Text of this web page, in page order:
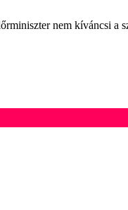
nem kíváncsi a